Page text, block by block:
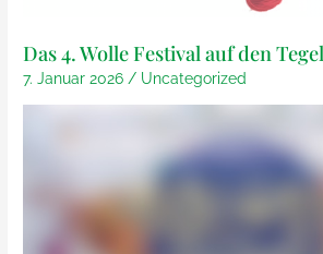
Das 4. Wolle Festival auf den
7. Januar 2026/ Uncategorized